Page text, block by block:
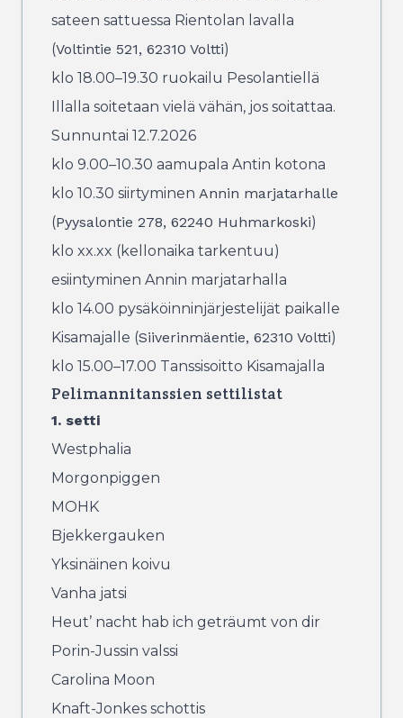
sateen sattuessa Rientolan lavalla
(Voltintie 521, 62310 Voltti)
klo 18.00–19.30 ruokailu Pesolantiellä
Illalla soitetaan vielä vähän, jos soitattaa.
Sunnuntai 12.7.2026
klo 9.00–10.30 aamupala Antin kotona
klo 10.30 siirtyminen Annin marjatarhalle
(Pyysalontie 278, 62240 Huhmarkoski)
klo xx.xx (kellonaika tarkentuu)
esiintyminen Annin marjatarhalla
klo 14.00 pysäköinninjärjestelijät paikalle
Kisamajalle (Siiverinmäentie, 62310 Voltti)
klo 15.00–17.00 Tanssisoitto Kisamajalla
Pelimannitanssien settilistat
1. setti
Westphalia
Morgonpiggen
MOHK
Bjekkergauken
Yksinäinen koivu
Vanha jatsi
Heut’ nacht hab ich geträumt von dir
Porin-Jussin valssi
Carolina Moon
Knaft-Jonkes schottis